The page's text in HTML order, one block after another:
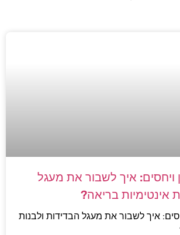
ויחסים: איך לשבור את מעגל
אינטימיות בריאה?
איך לשבור את מעגל הבדידות ולבנות